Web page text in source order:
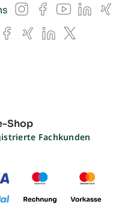
Instagram
Facebook
YouTube
LinkedIn
Xing
Facebook
XingLinkedIn
X
Shop
Fachkunden